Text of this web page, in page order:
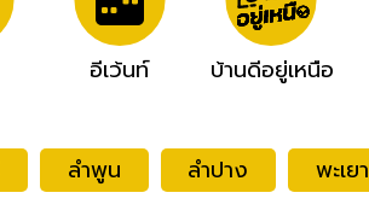
อีเว้นท์ บ้านดีอยู่เหนือ
ลำพูน ลำปาง พะเยา